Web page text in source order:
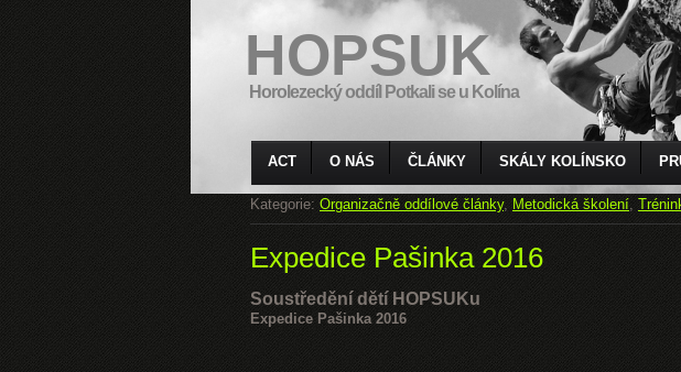
HOPSUK
Horolezecký oddíl Potkali se u Kolína
ACT O NÁS ČLÁNKY SKÁLY KOLÍNSKO
Kategorie: Organizačně oddílové články, Metodická školení,
Expedice Pašinka 2016
Soustředění dětí HOPSUKu
Expedice Pašinka 2016